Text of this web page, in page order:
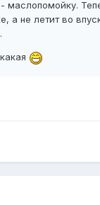
маслопомойку.
а не летит во